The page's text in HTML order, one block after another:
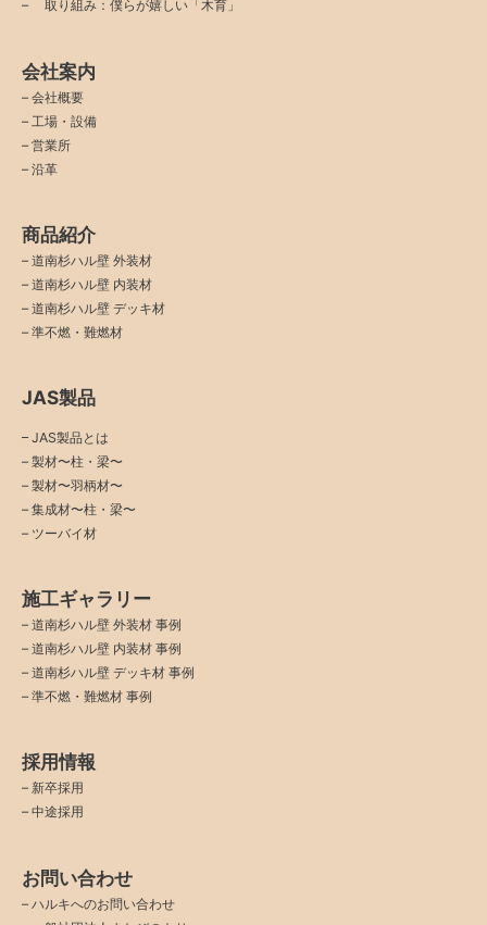
–
取り組み：僕らが嬉しい「木育」
会社案内
– 会社概要
– 工場・設備
– 営業所
– 沿革
商品紹介
– 道南杉ハル壁 外装材
– 道南杉ハル壁 内装材
– 道南杉ハル壁 デッキ材
– 準不燃・難燃材
JAS製品
– JAS製品とは
– 製材〜柱・梁〜
– 製材〜羽柄材〜
– 集成材〜柱・梁〜
– ツーバイ材
施工ギャラリー
– 道南杉ハル壁 外装材 事例
– 道南杉ハル壁 内装材 事例
– 道南杉ハル壁 デッキ材 事例
– 準不燃・難燃材 事例
採用情報
– 新卒採用
– 中途採用
お問い合わせ
– ハルキへのお問い合わせ